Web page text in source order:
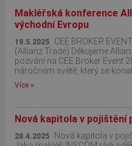
Makléřská konference
východní Evropu
19.5.2025
CEE BROKER
(Allianz Trade) Děkujeme
pozvání na CEE Broker Event
náročném světě, který se
Více »
Nová kapitola v pojištění
28.4.2025
Nová kapitola v